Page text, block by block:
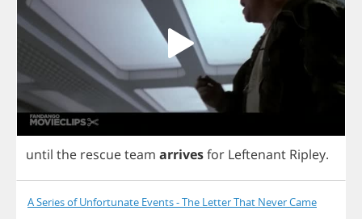
until the rescueteam arrivesfor Leftenant Ripley.
A Series of Unfortunate Events - The Letter That Never Came